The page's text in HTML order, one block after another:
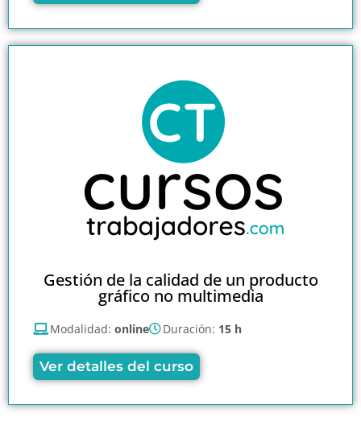
Gestión de la calidad de un producto
gráfico no multimedia
Modalidad: online Duración: 15 h
Ver detalles del curso